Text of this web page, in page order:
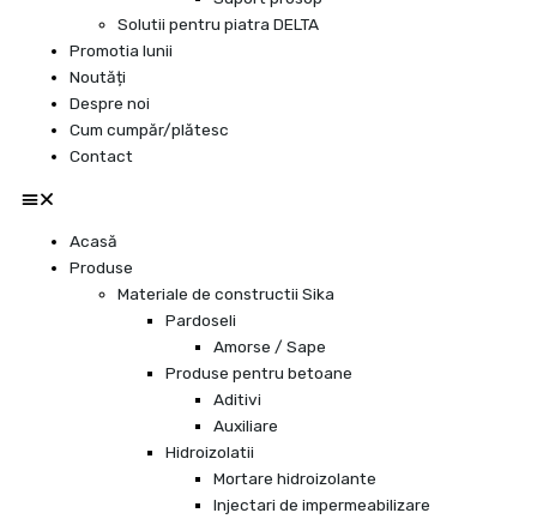
Solutii pentru piatra DELTA
Promotia lunii
Noutăți
Despre noi
Cum cumpăr/plătesc
Contact
Acasă
Produse
Materiale de constructii Sika
Pardoseli
Amorse / Sape
Produse pentru betoane
Aditivi
Auxiliare
Hidroizolatii
Mortare hidroizolante
Injectari de impermeabilizare